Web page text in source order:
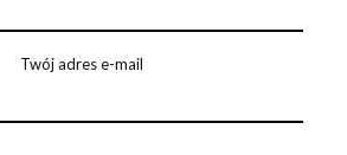
Twój adres e-mail